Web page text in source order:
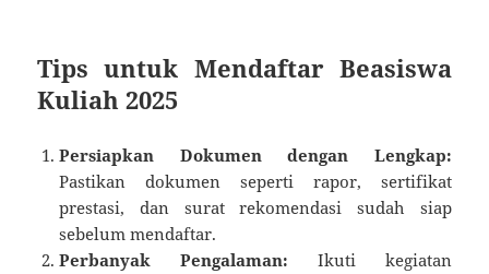
Tips untuk Mendaftar Beasiswa
Kuliah 2025
Persiapkan Dokumen dengan Lengkap:
Pastikan dokumen seperti rapor, sertifikat
prestasi, dan surat rekomendasi sudah siap
sebelum mendaftar.
Perbanyak Pengalaman: Ikuti kegiatan